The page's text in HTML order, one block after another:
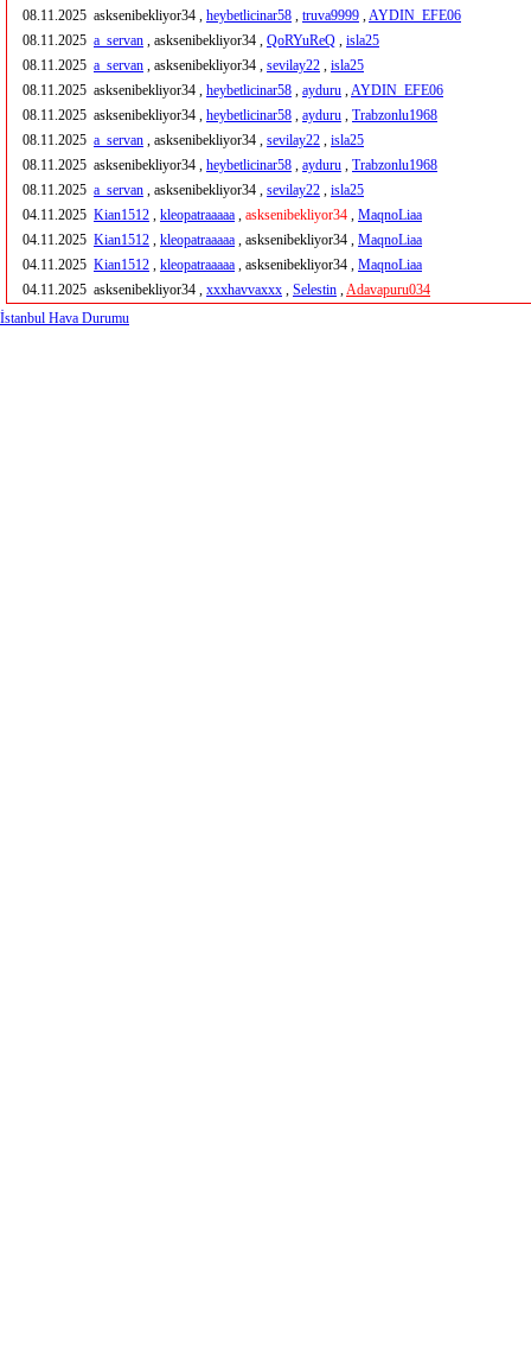
08.11.2025 asksenibekliyor34 , heybetlicinar58 , truva9999 ,AYDIN_EFE06
08.11.2025 a_servan , asksenibekliyor34 , QoRYuReQ , isla25
08.11.2025 a_servan , asksenibekliyor34 , sevilay22 , isla25
08.11.2025 asksenibekliyor34 , heybetlicinar58 , ayduru ,AYDIN_EFE06
08.11.2025 asksenibekliyor34 , heybetlicinar58 , ayduru , Trabzonlu1968
08.11.2025 a_servan , asksenibekliyor34 , sevilay22 , isla25
08.11.2025 asksenibekliyor34 , heybetlicinar58 , ayduru , Trabzonlu1968
08.11.2025 a_servan , asksenibekliyor34 , sevilay22 , isla25
04.11.2025 Kian1512 , kleopatraaaaa , asksenibekliyor34 , MaqnoLiaa
04.11.2025 Kian1512 , kleopatraaaaa , asksenibekliyor34 , MaqnoLiaa
04.11.2025 Kian1512 , kleopatraaaaa , asksenibekliyor34 , MaqnoLiaa
04.11.2025 asksenibekliyor34 , xxxhavvaxxx , Selestin ,Adavapuru034
İstanbul Hava Durumu